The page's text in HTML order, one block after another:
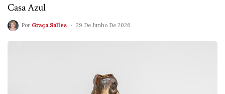
Casa Azul
Por Graça Salles 29 De Junho De 2026